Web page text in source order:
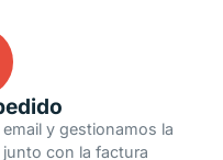
y gestionamos la
con la factura